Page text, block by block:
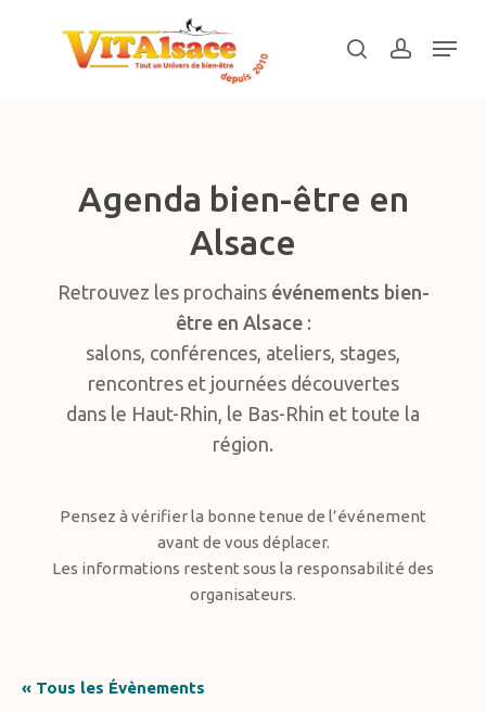
searchaccount
Menu
Agenda bien-être en
Alsace
Retrouvez les prochains événements bien-
être en Alsace:
salons, conférences, ateliers, stages,
rencontres et journées découvertes
dans le Haut-Rhin, le Bas-Rhin et toute la
région.
Pensez à vérifier la bonne tenue de l’événement
avant de vous déplacer.
Les informations restent sous la responsabilité des
organisateurs.
« Tous les Évènements